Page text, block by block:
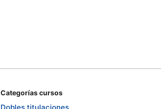
Categorías cursos
Dobles titulaciones